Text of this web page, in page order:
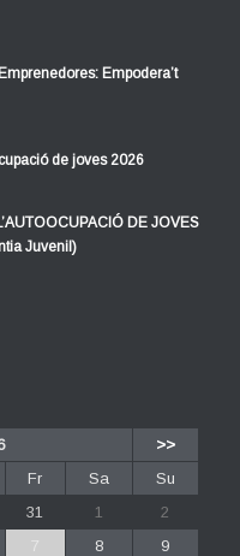
Empodera’t
de joves 2026
DE JOVES
Juvenil)
>>
Fr Sa
Su
31 1
2
7 8
9